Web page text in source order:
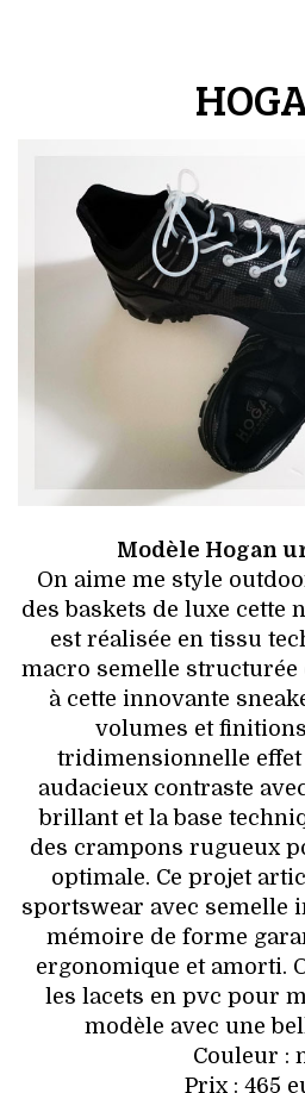
Modèle Hogan
On aime me style
des baskets de luxe cette
est réalisée en tissu
macro semelle structurée
à cette innovante
volumes et
tridimensionnelle
audacieux contraste
brillant et la base
des crampons rugueux
optimale. Ce projet
sportswear avec semelle
mémoire de forme
ergonomique et amorti.
les lacets en pvc pour
modèle avec une
Couleur :
Prix : 465